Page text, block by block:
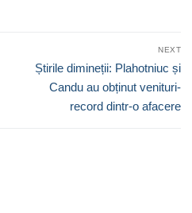
NEXT
Next
post:
Știrile dimineții: Plahotniuc și
Candu au obținut venituri-
record dintr-o afacere